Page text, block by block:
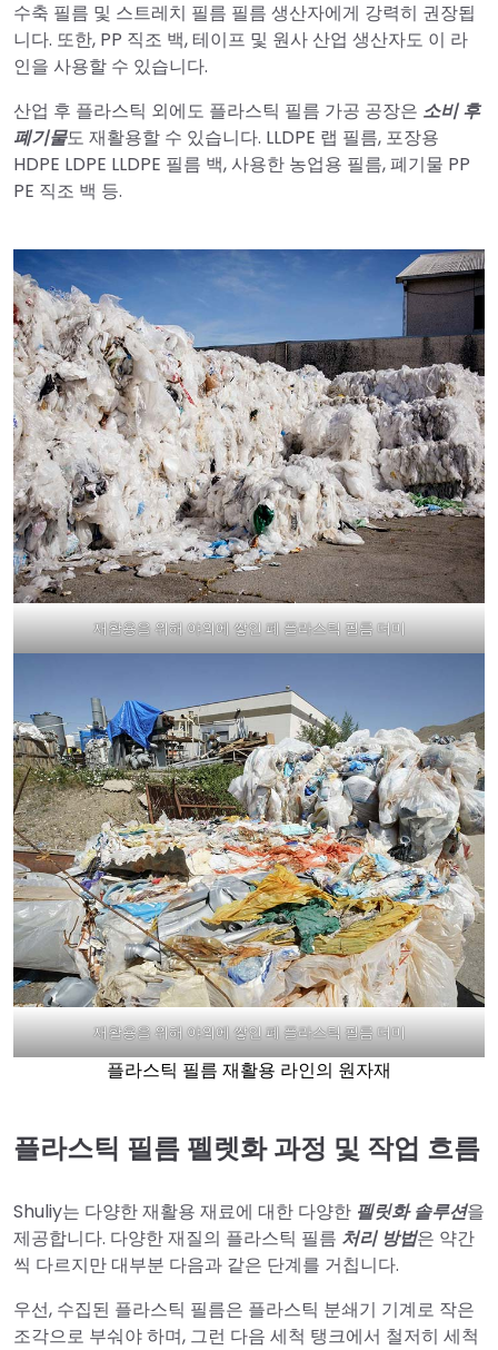
수축 필름 및 스트레치 필름 필름 생산자에게 강력히 권장됩
니다. 또한, PP 직조 백, 테이프 및 원사 산업 생산자도 이 라
인을 사용할 수 있습니다.
산업 후 플라스틱 외에도 플라스틱 필름 가공 공장은 소비 후
폐기물도 재활용할 수 있습니다. LLDPE 랩 필름, 포장용
HDPE LDPE LLDPE 필름 백, 사용한 농업용 필름, 폐기물 PP
PE 직조 백 등.
재활용을 위해 야외에 쌓인 폐 플라스틱 필름 더미
재활용을 위해 야외에 쌓인 폐 플라스틱 필름 더미
플라스틱 필름 재활용 라인의 원자재
플라스틱 필름 펠렛화 과정 및 작업 흐름
Shuliy는 다양한 재활용 재료에 대한 다양한 펠릿화 솔루션을
제공합니다. 다양한 재질의 플라스틱 필름 처리 방법은 약간
씩 다르지만 대부분 다음과 같은 단계를 거칩니다.
우선, 수집된 플라스틱 필름은 플라스틱 분쇄기 기계로 작은
조각으로 부숴야 하며, 그런 다음 세척 탱크에서 철저히 세척